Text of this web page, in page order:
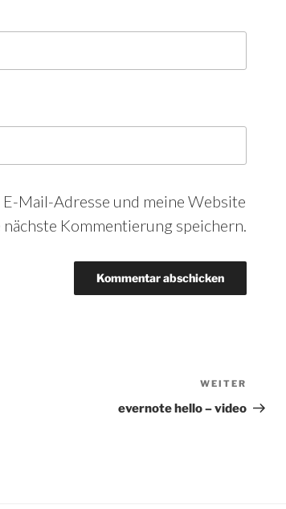
Mail-Adresse und meine Website
Kommentierung speichern.
Beitrag
WEITER
evernote hello – video